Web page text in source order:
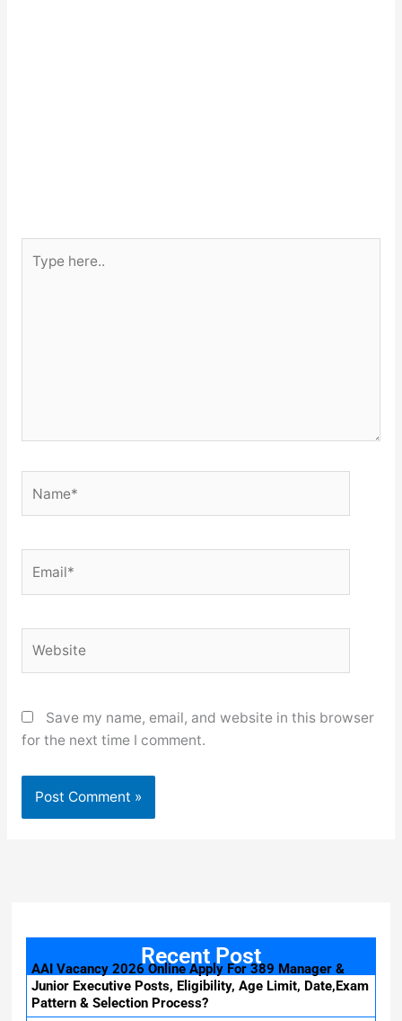
here..
Save my name, email, and website in this browser
for the next time I comment.
Recent Post
AAI Vacancy 2026 Online Apply For 389 Manager &
Junior Executive Posts, Eligibility, Age Limit, Date,Exam
Pattern & Selection Process?